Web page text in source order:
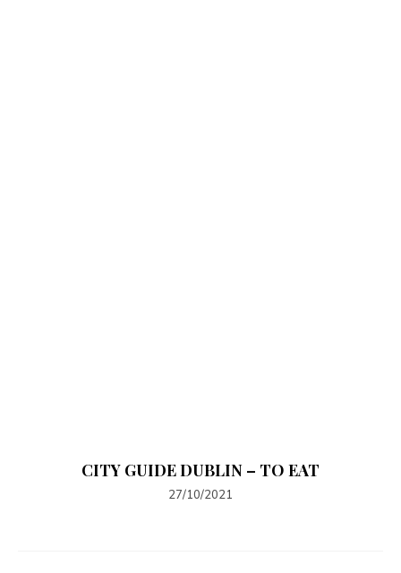
CITY GUIDE DUBLIN – TO EAT
27/10/2021